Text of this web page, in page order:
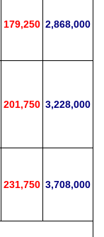
179,250 2,868,000
201,750 3,228,000
231,750 3,708,000